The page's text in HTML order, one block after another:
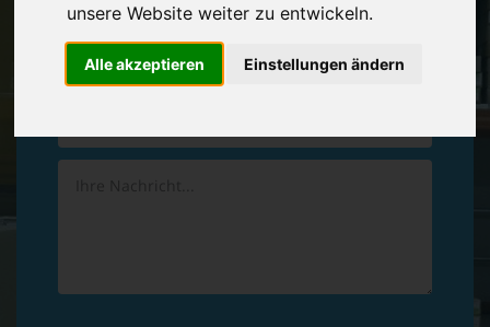
unsere Website weiter zu entwickeln.
Alle akzeptieren Einstellungen ändern
Hinterlassen Sie uns gern eine persönliche Nachricht.